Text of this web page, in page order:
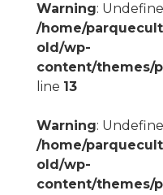
Warning:
/home/
old/wp-
content/themes/
line 13
Warning:
/home/
old/wp-
content/themes/